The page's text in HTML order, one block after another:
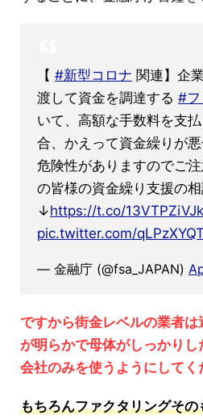
【 #新型コロナ 関連】企
渡して資金を調達する #フ
いて、高額な手数料を支
合、かえって資金繰りが
危険性がありますのでご
の皆様の資金繰り支援の
↓https://t.co/13VTPZiVJk
pic.twitter.com/
— 金融庁 (@fsa_JAPAN)
ですから街金レベルの業者
が明らかで母体がしっかり
会社のみを使うようにしてく
もちろんファクタリングそ